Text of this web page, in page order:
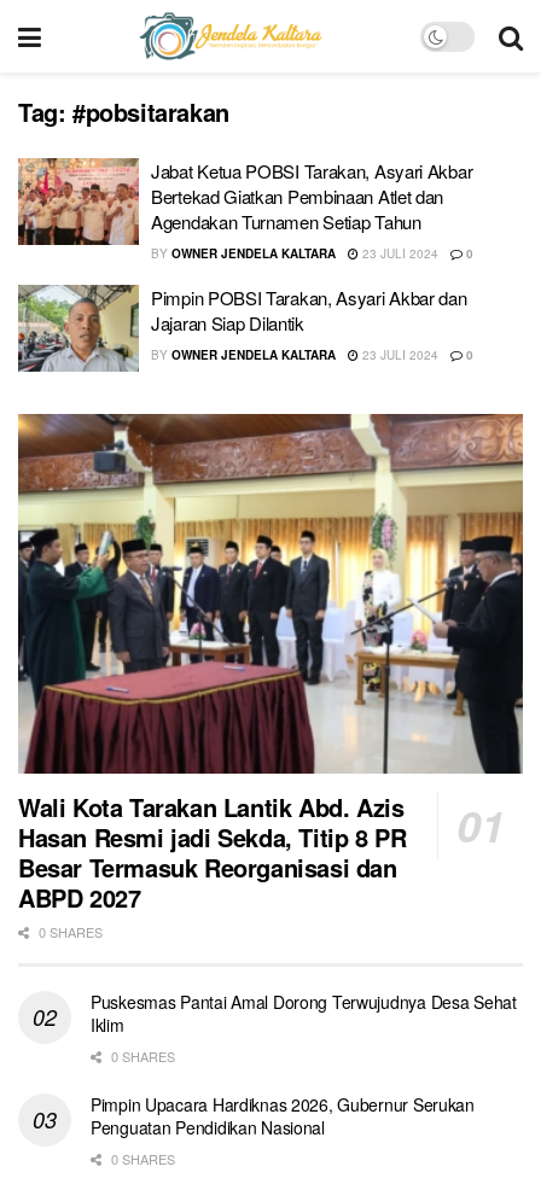
Tag: #pobsitarakan
Jabat Ketua POBSI Tarakan, Asyari Akbar
Bertekad Giatkan Pembinaan Atlet dan
Agendakan Turnamen Setiap Tahun
BY OWNER JENDELA KALTARA 23 JULI 2024 0
Pimpin POBSI Tarakan, Asyari Akbar dan
Jajaran Siap Dilantik
BY OWNER JENDELA KALTARA 23 JULI 2024 0
Wali Kota Tarakan Lantik Abd. Azis
Hasan Resmi jadi Sekda, Titip 8 PR
Besar Termasuk Reorganisasi dan
ABPD 2027
0 SHARES
Puskesmas Pantai Amal Dorong Terwujudnya Desa Sehat
Iklim
0 SHARES
Pimpin Upacara Hardiknas 2026, Gubernur Serukan
Penguatan Pendidikan Nasional
0 SHARES